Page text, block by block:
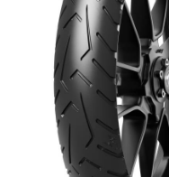
Kontakt